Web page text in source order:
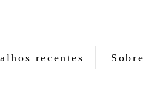
recentes Sobre